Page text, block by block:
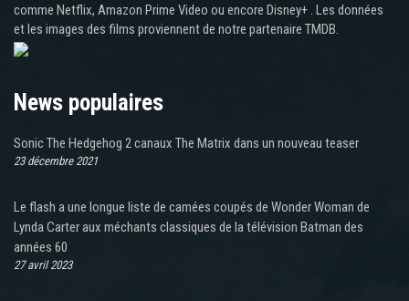
comme Netflix, Amazon Prime Video ou encore Disney+ . Les données
et les images des films proviennent de notre partenaire TMDB.
News populaires
Sonic The Hedgehog 2 canaux The Matrix dans un nouveau teaser
23 décembre 2021
Le flash a une longue liste de camées coupés de Wonder Woman de
Lynda Carter aux méchants classiques de la télévision Batman des
années 60
27 avril 2023